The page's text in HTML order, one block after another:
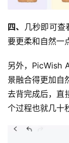
四、 几秒即可查
要更柔和自然一
另外，PicWish
景融合得更加自
去背完成后，直
个过程也就几十